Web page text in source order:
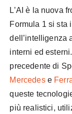
L’AI è la nuova
Formula 1 si sta
dell’intelligenza
interni ed
precedente di
Mercedese
queste
più realistici,